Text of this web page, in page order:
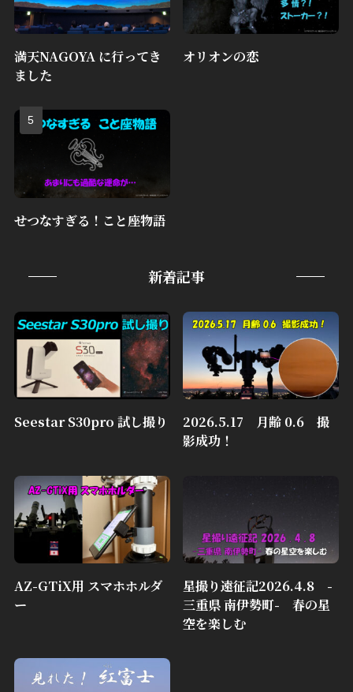
満天NAGOYA に行ってき
ました
オリオンの恋
せつなすぎる！こと座物語
新着記事
Seestar S30pro 試し撮り
2026.5.17 月齢 0.6 撮
影成功！
AZ-GTiX用 スマホホルダ
ー
星撮り遠征記2026.4.8 -
三重県 南伊勢町- 春の星
空を楽しむ